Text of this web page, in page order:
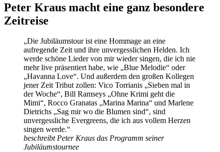
Peter Kraus macht eine ganz besondere
Zeitreise
„Die Jubiläumstour ist eine Hommage an eine
aufregende Zeit und ihre unvergesslichen Helden. Ich
werde schöne Lieder von mir wieder singen, die ich nie
mehr live präsentiert habe, wie „Blue Melodie“ oder
„Havanna Love“. Und außerdem den großen Kollegen
jener Zeit Tribut zollen: Vico Torrianis „Sieben mal in
der Woche“, Bill Ramseys „Ohne Krimi geht die
Mimi“, Rocco Granatas „Marina Marina“ und Marlene
Dietrichs „Sag mir wo die Blumen sind“, sind
unvergessliche Evergreens, die ich aus vollem Herzen
singen werde.“
beschreibt Peter Kraus das Programm seiner
Jubiläumstournee